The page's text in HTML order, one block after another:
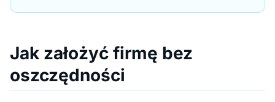
Jak założyć firmę bez
oszczędności